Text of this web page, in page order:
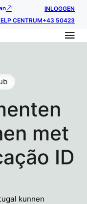
INLOGGEN
CENTRUM+43 50423
met
ID
kunnen